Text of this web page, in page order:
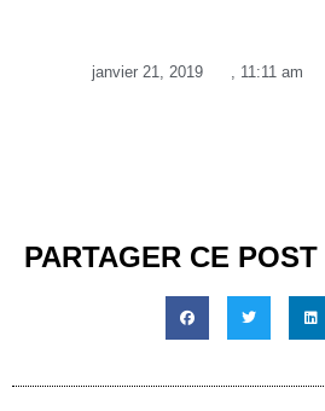
janvier 21, 2019 , 11:11 am
PARTAGER CE POST